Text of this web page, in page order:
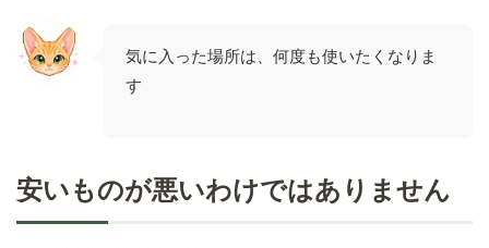
気に入った場所は、何度も使いたくなりま
す
安いものが悪いわけではありません